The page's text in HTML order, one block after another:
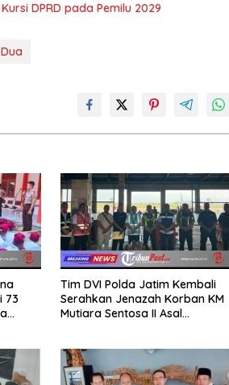
DPRD pada Pemilu 2029
73
Tim DVI Polda Jatim Kembali
Serahkan Jenazah Korban KM
Mutiara Sentosa II Asal